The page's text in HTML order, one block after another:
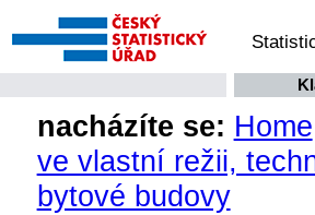
nacházíte se: Home
ve vlastní režii,
bytové budovy